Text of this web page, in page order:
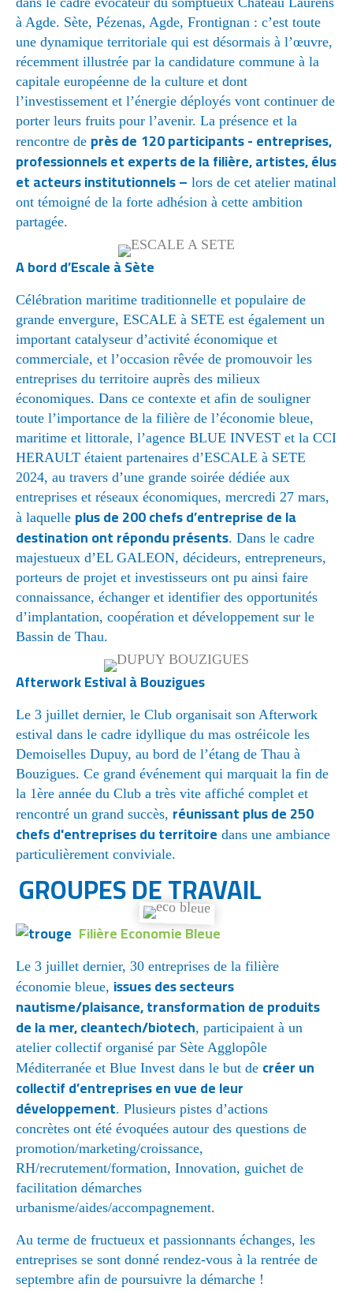
à Agde. Sète, Pézenas, Agde, Frontignan : c’est toute
une dynamique territoriale qui est désormais à l’œuvre,
récemment illustrée par la candidature commune à la
capitale européenne de la culture et dont
l’investissement et l’énergie déployés vont continuer de
porter leurs fruits pour l’avenir. La présence et la
rencontre de près de 120 participants - entreprises,
professionnels et experts de la filière, artistes, élus
et acteurs institutionnels – lors de cet atelier matinal
ont témoigné de la forte adhésion à cette ambition
partagée.
A bord d’Escale à Sète
Célébration maritime traditionnelle et populaire de
grande envergure, ESCALE à SETE est également un
important catalyseur d’activité économique et
commerciale, et l’occasion rêvée de promouvoir les
entreprises du territoire auprès des milieux
économiques. Dans ce contexte et afin de souligner
toute l’importance de la filière de l’économie bleue,
maritime et littorale, l’agence BLUE INVEST et la CCI
HERAULT étaient partenaires d’ESCALE à SETE
2024, au travers d’une grande soirée dédiée aux
entreprises et réseaux économiques, mercredi 27 mars,
à laquelle plus de 200 chefs d’entreprise de la
destination ont répondu présents. Dans le cadre
majestueux d’EL GALEON, décideurs, entrepreneurs,
porteurs de projet et investisseurs ont pu ainsi faire
connaissance, échanger et identifier des opportunités
d’implantation, coopération et développement sur le
Bassin de Thau.
Afterwork Estival à Bouzigues
Le 3 juillet dernier, le Club organisait son Afterwork
estival dans le cadre idyllique du mas ostréicole les
Demoiselles Dupuy, au bord de l’étang de Thau à
Bouzigues. Ce grand événement qui marquait la fin de
la 1ère année du Club a très vite affiché complet et
rencontré un grand succès, réunissant plus de 250
chefs d'entreprises du territoire dans une ambiance
particulièrement conviviale.
GROUPES DE TRAVAIL
Filière Economie Bleue
Le 3 juillet dernier, 30 entreprises de la filière
économie bleue, issues des secteurs
nautisme/plaisance, transformation de produits
de la mer, cleantech/biotech, participaient à un
atelier collectif organisé par Sète Agglopôle
Méditerranée et Blue Invest dans le but de créer un
collectif d’entreprises en vue de leur
développement. Plusieurs pistes d’actions
concrètes ont été évoquées autour des questions de
promotion/marketing/croissance,
RH/recrutement/formation, Innovation, guichet de
facilitation démarches
urbanisme/aides/accompagnement.
Au terme de fructueux et passionnants échanges, les
entreprises se sont donné rendez-vous à la rentrée de
septembre afin de poursuivre la démarche !